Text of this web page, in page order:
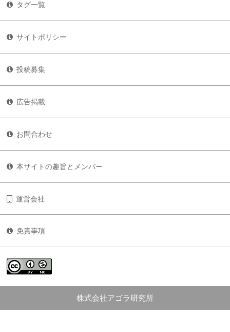
タグ一覧
サイトポリシー
投稿募集
広告掲載
お問合わせ
本サイトの趣旨とメンバー
運営会社
免責事項
株式会社アゴラ研究所